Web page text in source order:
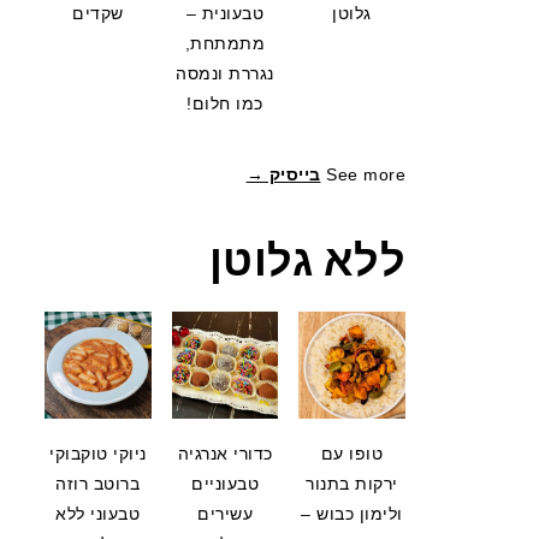
גלוטן
טבעונית –
מתמתחת,
נגררת ונמסה
כמו חלום!
שקדים
See more בייסיק →
ללא גלוטן
טופו עם
ירקות בתנור
ולימון כבוש –
כדורי אנרגיה
טבעוניים
עשירים
ניוקי טוקבוקי
ברוטב רוזה
טבעוני ללא